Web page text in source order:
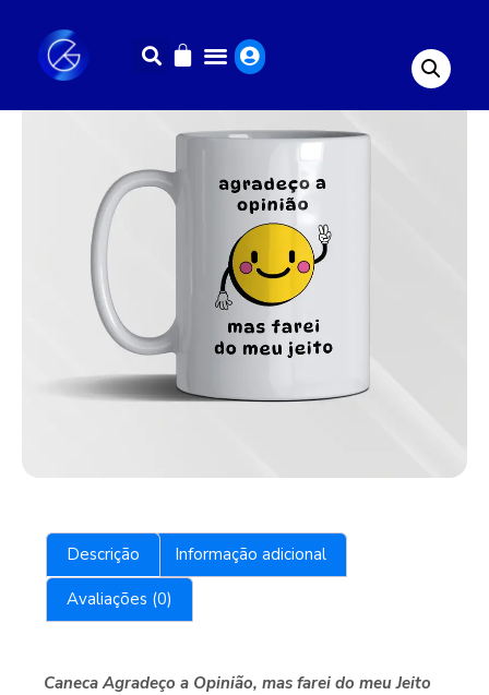
Descrição Informação adicional
Avaliações (0)
Caneca Agradeço a Opinião, mas farei do meu Jeito